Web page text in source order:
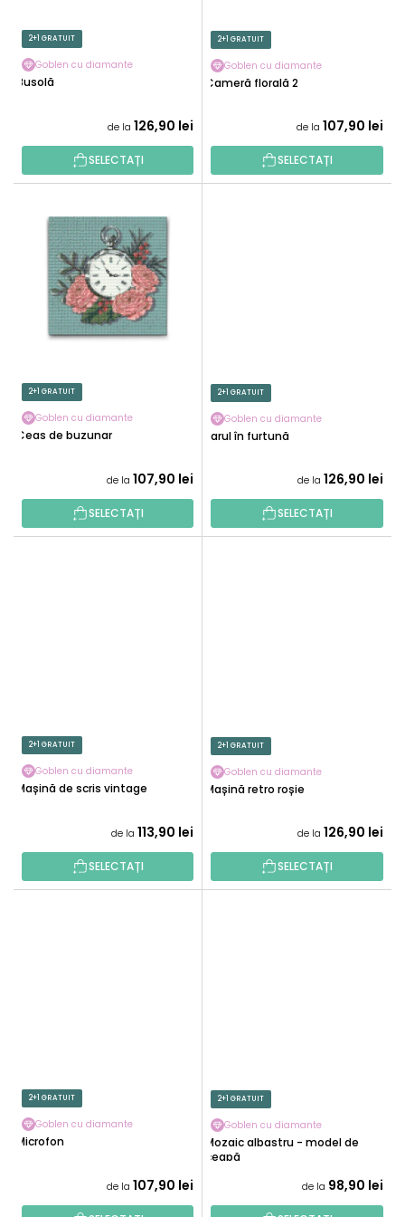
O
D
U
S
I
U
S
2+1 GRATUIT
Goblen cu diamante
Busolă
de la 126,90 lei
SELECTAȚI
2+1 GRATUIT
Goblen cu diamante
Cameră florală 2
de la 107,90 lei
SELECTAȚI
2+1 GRATUIT
Goblen cu diamante
Ceas de buzunar
de la 107,90 lei
SELECTAȚI
2+1 GRATUIT
Goblen cu diamante
Farul în furtună
de la 126,90 lei
SELECTAȚI
2+1 GRATUIT
Goblen cu diamante
Mașină de scris vintage
de la 113,90 lei
SELECTAȚI
2+1 GRATUIT
Goblen cu diamante
Mașină retro roșie
de la 126,90 lei
SELECTAȚI
2+1 GRATUIT
Goblen cu diamante
Microfon
de la 107,90 lei
2+1 GRATUIT
Goblen cu diamante
Mozaic albastru - model de
ceapă
de la 98,90 lei